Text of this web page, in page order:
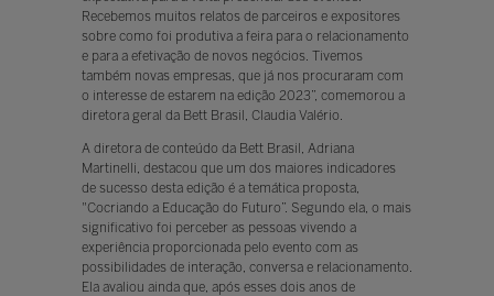
Recebemos muitos relatos de parceiros e expositores
sobre como foi produtiva a feira para o relacionamento
e para a efetivação de novos negócios. Tivemos
também novas empresas, que já nos procuraram com
o interesse de estarem na edição 2023”, comemorou a
diretora geral da Bett Brasil, Claudia Valério.
A diretora de conteúdo da Bett Brasil, Adriana
Martinelli, destacou que um dos maiores indicadores
de sucesso desta edição é a temática proposta,
"Cocriando a Educação do Futuro”. Segundo ela, o mais
significativo foi perceber as pessoas vivendo a
experiência proporcionada pelo evento com as
possibilidades de interação, conversa e relacionamento.
Ela avaliou ainda que, após esses dois anos de